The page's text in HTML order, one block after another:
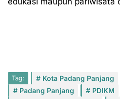
Tag: Kota Padang Panjang
Padang Panjang
PDIKM